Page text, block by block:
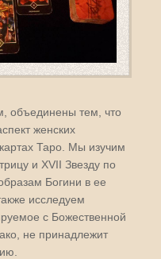
объединены тем, что
женских
Таро. Мы изучим
и XVII Звезду по
Богини в ее
исследуем
с Божественной
не принадлежит